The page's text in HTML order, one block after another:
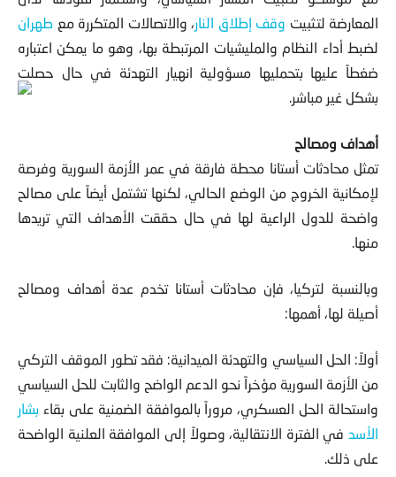
مع موسكو لتثبيت المسار السياسي، واستثمار نفوذها لدى
المعارضة لتثبيت
وقف إطلاق النار ، والاتصالات المتكررة مع
طهران
لضبط أداء النظام والمليشيات المرتبطة بها، وهو ما يمكن اعتباره
ضغطاً عليها بتحمليها مسؤولية انهيار التهدئة في حال حصلت
أهداف ومصالح
تمثل محادثات أستانا محطة فارقة في عمر الأزمة السورية وفرصة
لإمكانية الخروج من الوضع الحالي، لكنها تشتمل أيضاً على مصالح
واضحة للدول الراعية لها في حال حققت الأهداف التي تريدها
و
بالنسبة لتركيا، فإن محادثات أستانا تخدم عدة أهداف ومصالح
أولاً: الحل السياسي والتهدئة الميدانية: فقد تطور الموقف التركي
من الأزمة السورية مؤخراً نحو الدعم الواضح والثابت للحل السياسي
واستحالة الحل العسكري، مروراً بالموافقة الضمنية على بقاءبشار
الأسد في الفترة الانتقالية، وصولاً إلى الموافقة العلنية الواضحة